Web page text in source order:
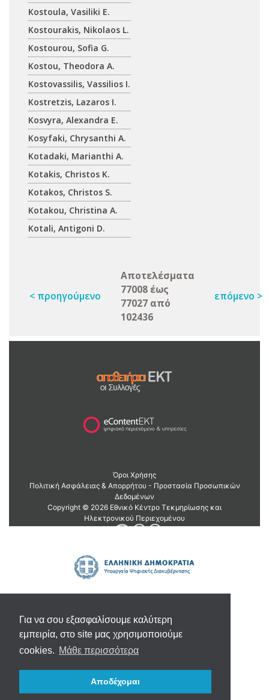
Για να σου εξασφαλίσουμε καλύτερη
εμπειρία, στο site μας χρησιμοποιούμε
cookies. Μάθε περισσότερα
Αποδέχομαι
Kostoula, Vasiliki E.
Kostourakis, Nikolaos L.
Kostourou, Sofia G.
Kostou, Theodora A.
Kostovassilis, Vassilios I.
Kostretzis, Lazaros I.
Kosvyra, Alexandra E.
Kosyfaki, Chrysanthi A.
Kotadaki, Marianthi A.
Kotakis, Christos K.
Kotakos, Christos S.
Kotakou, Christina A.
Kotali, Antigoni D.
< προηγούμενο
Αποτελέσματα
77008 έως
77027 από
102436
επόμενο >